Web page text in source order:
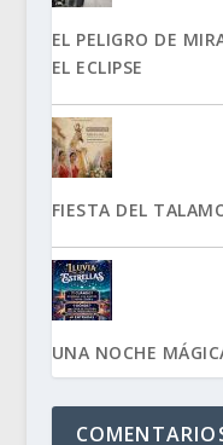
EL PELIGRO DE
EL ECLIPSE
FIESTA DEL
UNA NOCHE